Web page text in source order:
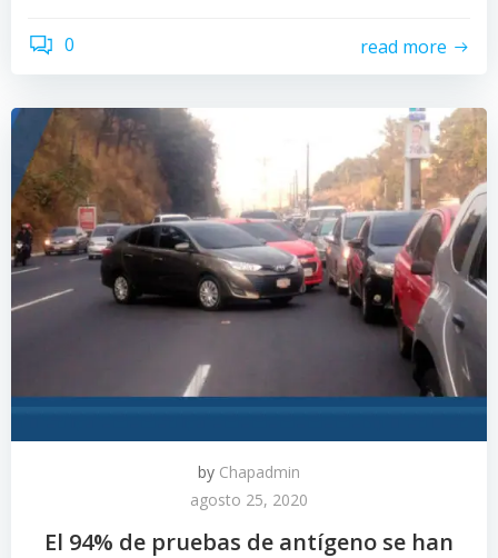
0 read more
by Chapadmin
agosto 25, 2020
El 94% de pruebas de antígeno se han